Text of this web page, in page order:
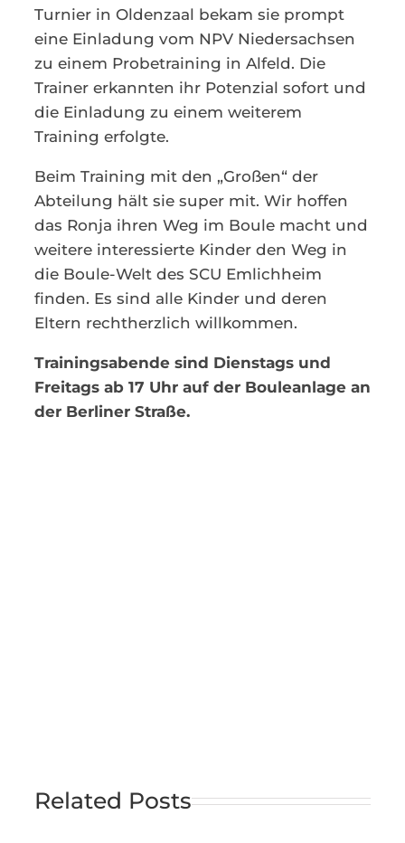
Turnier in Oldenzaal bekam sie prompt
eine Einladung vom NPV Niedersachsen
zu einem Probetraining in Alfeld. Die
Trainer erkannten ihr Potenzial sofort und
die Einladung zu einem weiterem
Training erfolgte.
Beim Training mit den „Großen“ der
Abteilung hält sie super mit. Wir hoffen
das Ronja ihren Weg im Boule macht und
weitere interessierte Kinder den Weg in
die Boule-Welt des SCU Emlichheim
finden. Es sind alle Kinder und deren
Eltern rechtherzlich willkommen.
Trainingsabende sind Dienstags und
Freitags ab 17 Uhr auf der Bouleanlage an
der Berliner Straße.
Related Posts